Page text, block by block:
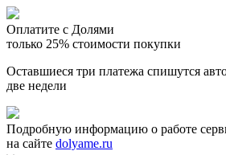
Оплатите с Долями
только 25% стоимости покупки
Оставшиеся три платежа спишутся
две недели
Подробную информацию о работе
на сайте dolyame.ru